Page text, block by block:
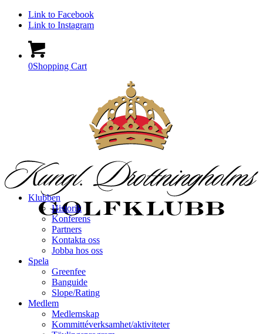
Link to Facebook
Link to Instagram
0Shopping Cart
Klubben
Historik
Konferens
Partners
Kontakta oss
Jobba hos oss
Spela
Greenfee
Banguide
Slope/Rating
Medlem
Medlemskap
Kommittéverksamhet/aktiviteter